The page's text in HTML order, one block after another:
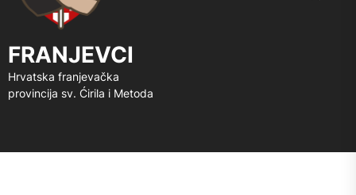
FRANJEVCI
Hrvatska franjevačka
provincija sv. Ćirila i Metoda